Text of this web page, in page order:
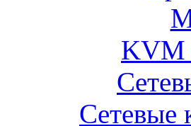
KVM
Сетевые